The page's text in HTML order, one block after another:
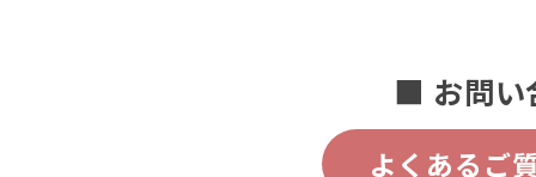
■ お問い
よくあるご